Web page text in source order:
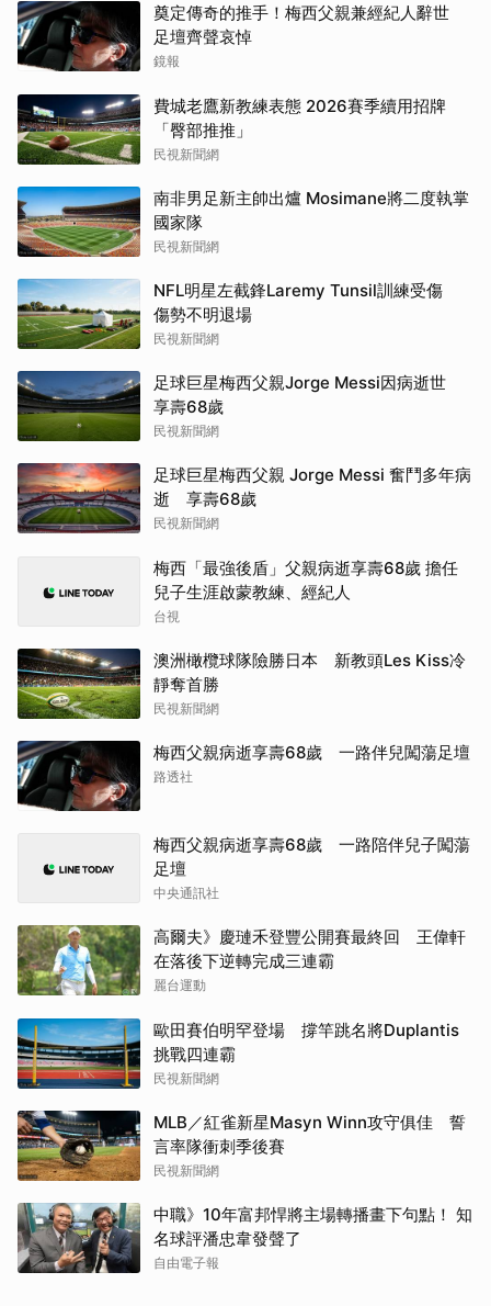
奠定傳奇的推手！梅西父親兼經紀人辭世
足壇齊聲哀悼
鏡報
費城老鷹新教練表態 2026賽季續用招牌
「臀部推推」
民視新聞網
南非男足新主帥出爐 Mosimane將二度執掌
國家隊
民視新聞網
NFL明星左截鋒Laremy Tunsil訓練受傷
傷勢不明退場
民視新聞網
足球巨星梅西父親Jorge Messi因病逝世
享壽68歲
民視新聞網
足球巨星梅西父親 Jorge Messi 奮鬥多年病
逝 享壽68歲
民視新聞網
梅西「最強後盾」父親病逝享壽68歲 擔任
兒子生涯啟蒙教練、經紀人
台視
澳洲橄欖球隊險勝日本 新教頭Les Kiss冷
靜奪首勝
民視新聞網
梅西父親病逝享壽68歲 一路伴兒闖蕩足壇
路透社
梅西父親病逝享壽68歲 一路陪伴兒子闖蕩
足壇
中央通訊社
高爾夫》慶璉禾登豐公開賽最終回 王偉軒
在落後下逆轉完成三連霸
麗台運動
歐田賽伯明罕登場 撐竿跳名將Duplantis
挑戰四連霸
民視新聞網
MLB／紅雀新星Masyn Winn攻守俱佳 誓
言率隊衝刺季後賽
民視新聞網
中職》10年富邦悍將主場轉播畫下句點！ 知
名球評潘忠韋發聲了
自由電子報